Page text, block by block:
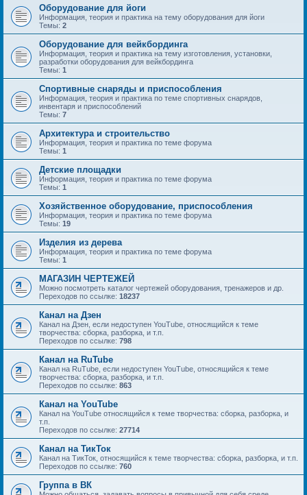
Оборудование для йоги
Информация, теория и практика на тему оборудования для йоги
Темы: 2
Оборудование для вейкбординга
Информация, теория и практика на тему изготовления, установки,
разработки оборудования для вейкбординга
Темы: 1
Спортивные снаряды и приспособления
Информация, теория и практика по теме спортивных снарядов,
инвентаря и приспособлений
Темы: 7
Архитектура и строительство
Информация, теория и практика по теме форума
Темы: 1
Детские площадки
Информация, теория и практика по теме форума
Темы: 1
Хозяйственное оборудование, приспособления
Информация, теория и практика по теме форума
Темы: 19
Изделия из дерева
Информация, теория и практика по теме форума
Темы: 1
МАГАЗИН ЧЕРТЕЖЕЙ
Можно посмотреть каталог чертежей оборудования, тренажеров и др.
Переходов по ссылке: 18237
Канал на Дзен
Канал на Дзен, если недоступен YouTube, относящийся к теме
творчества: сборка, разборка, и т.п.
Переходов по ссылке: 798
Канал на RuTube
Канал на RuTube, если недоступен YouTube, относящийся к теме
творчества: сборка, разборка, и т.п.
Переходов по ссылке: 863
Канал на YouTube
Канал на YouTube относящийся к теме творчества: сборка, разборка, и
т.п.
Переходов по ссылке: 27714
Канал на ТикТок
Канал на ТикТок, относящийся к теме творчества: сборка, разборка, и т.п.
Переходов по ссылке: 760
Группа в ВК